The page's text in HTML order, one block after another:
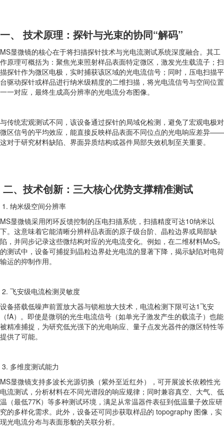
一、 技术原理：探针与光束的协同“解码”
MS显微镜的核心在于将扫描探针技术与光电流测试系统深度融合。其工
作原理可概括为：聚焦光束照射样品表面特定微区，激发光生载流子；扫
描探针作为微区电极，实时捕获该区域的光电流信号；同时，压电扫描平
台驱动探针或样品进行纳米级精度的二维扫描，将光电流信号与空间位置
一一对应，最终生成高分辨率的光电流分布图像。
与传统宏观测试不同，该设备通过探针的局域化检测，避免了宏观电极对
微区信号的平均效应，能直接反映样品表面不同位点的光电响应差异——
这对于研究材料缺陷、界面异质结构或器件局部失效机制至关重要。
二、技术创新：三大核心优势支撑精准测试
1. 纳米级空间分辨率
MS显微镜采用闭环反馈控制的压电扫描系统，扫描精度可达10纳米以
下。这意味着它能清晰分辨样品表面的原子级台阶、晶粒边界或局部缺
陷，并同步记录这些微结构对应的光电流变化。例如，在二维材料MoS₂
的测试中，设备可捕捉到晶粒边界处光电流的显著下降，揭示缺陷对电荷
输运的抑制作用。
2. 飞安级电流检测灵敏度
设备搭载低噪声前置放大器与锁相放大技术，电流检测下限可达1飞安
（fA）。即使是微弱的光生电流信号（如单光子激发产生的载流子）也能
被精准捕捉，为研究低光强下的光电响应、量子点发光器件的微区特性等
提供了可能。
3. 多维度测试能力
MS显微镜支持多波长光源切换（紫外至近红外），可开展波长依赖性光
电流测试，分析材料在不同光谱段的响应规律；同时兼容真空、大气、低
温（最低77K）等多种测试环境，满足从常温器件表征到低温量子效应研
究的多样化需求。此外，设备还可同步获取样品的 topography 图像，实
现光电流分布与表面形貌的关联分析。